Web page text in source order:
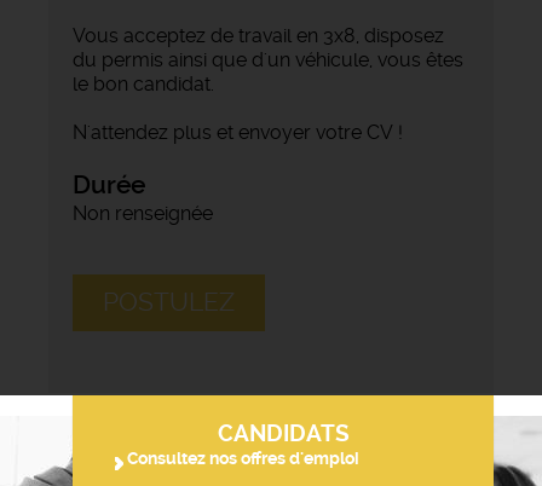
Vous acceptez de travail en 3x8, disposez
du permis ainsi que d'un véhicule, vous êtes
le bon candidat.
N'attendez plus et envoyer votre CV !
Durée
Non renseignée
POSTULEZ
CANDIDATS
Consultez nos offres d'emploi